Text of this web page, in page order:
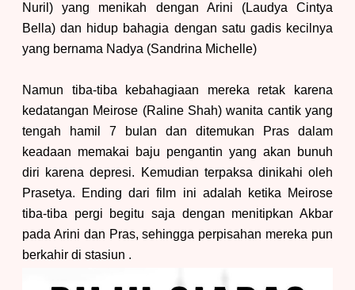
Nuril) yang menikah dengan Arini (Laudya Cintya
Bella) dan hidup bahagia dengan satu gadis kecilnya
yang bernama Nadya (Sandrina Michelle)
Namun tiba-tiba kebahagiaan mereka retak karena
kedatangan Meirose (Raline Shah) wanita cantik yang
tengah hamil 7 bulan dan ditemukan Pras dalam
keadaan memakai baju pengantin yang akan bunuh
diri karena depresi.
Kemudian terpaksa dinikahi oleh
Prasetya. Ending dari film ini adalah ketika Meirose
tiba-tiba pergi begitu saja dengan menitipkan Akbar
pada Arini dan Pras,sehingga perpisahan mereka pun
berkahir di stasiun .